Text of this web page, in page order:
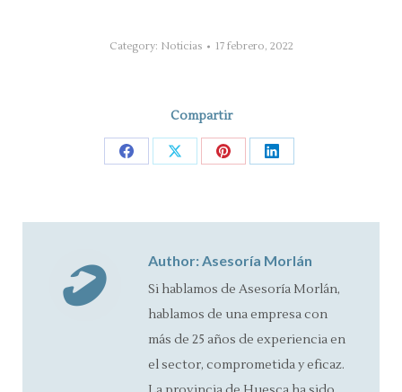
Category: Noticias 17 febrero, 2022
Compartir
Share Share Share Share
Author:Asesoría Morlán
Si hablamos de Asesoría Morlán,
hablamos de una empresa con
más de 25 años de experiencia en
el sector, comprometida y eficaz.